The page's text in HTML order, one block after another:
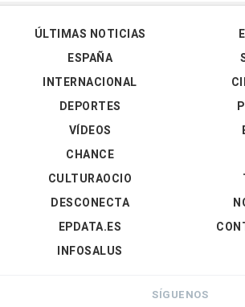
ÚLTIMAS NOTICIAS
ESPAÑA
INTERNACIONAL
DEPORTES
VÍDEOS
CHANCE
CULTURAOCIO
DESCONECTA
EPDATA.ES
INFOSALUS
SÍGUENOS